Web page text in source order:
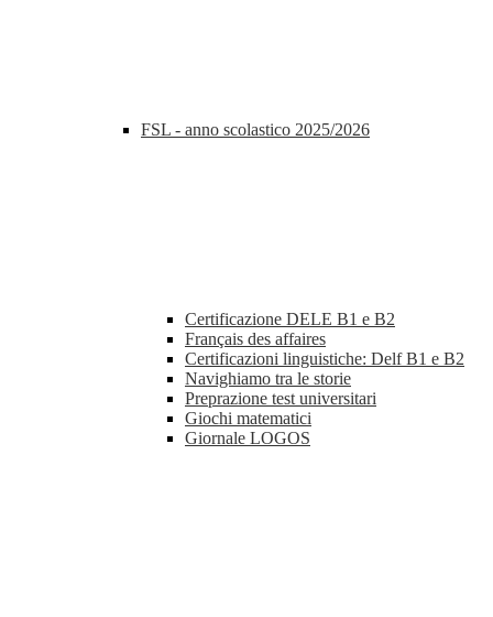
FSL - anno scolastico 2025/2026
Certificazione DELE B1 e B2
Français des affaires
Certificazioni linguistiche: Delf B1 e B2
Navighiamo tra le storie
Preprazione test universitari
Giochi matematici
Giornale LOGOS